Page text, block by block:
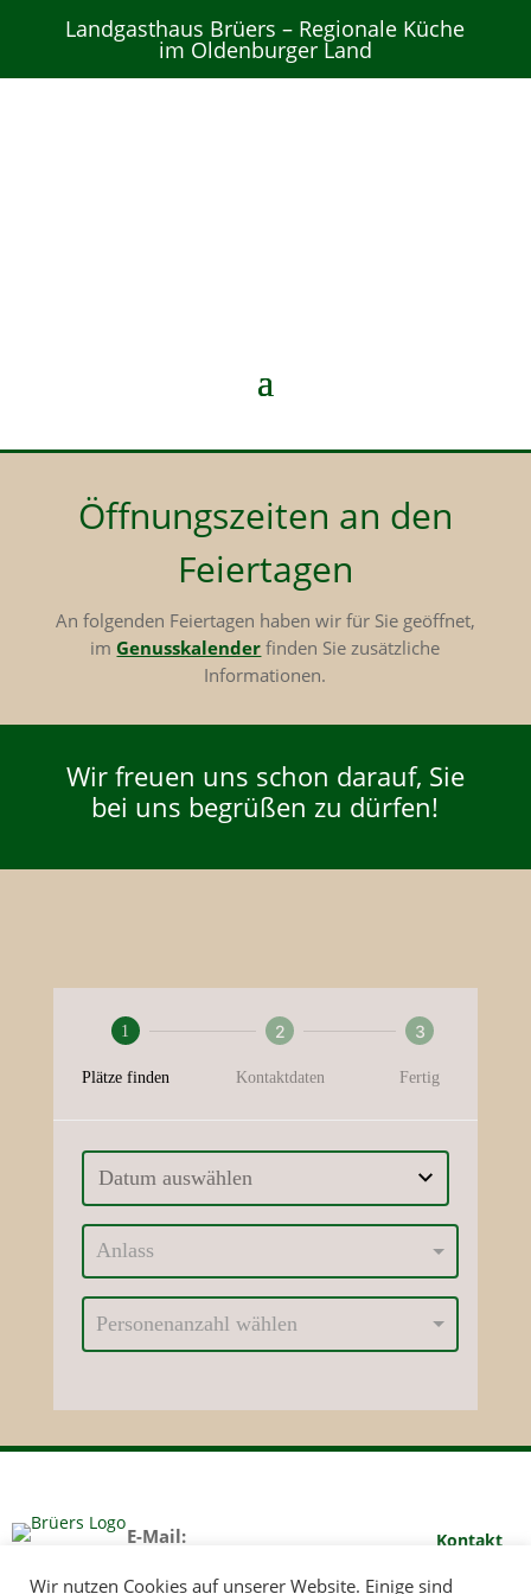
Landgasthaus Brüers – Regionale Küche
im Oldenburger Land
Öffnungszeiten an den
Feiertagen
An folgenden Feiertagen haben wir für Sie geöffnet,
im Genusskalender finden Sie zusätzliche
Informationen.
Wir freuen uns schon darauf, Sie
bei uns begrüßen zu dürfen!
E-Mail:
Kontakt
Gutschein
Wir nutzen Cookies auf unserer Website. Einige sind